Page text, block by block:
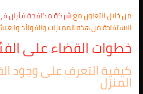
من خلال التعاون معشركة مكافحة فئران
الاستفادة من هذه المميزات والفوائد
خطوات القضاء على
كيفية التعرف على وجود
المنزل